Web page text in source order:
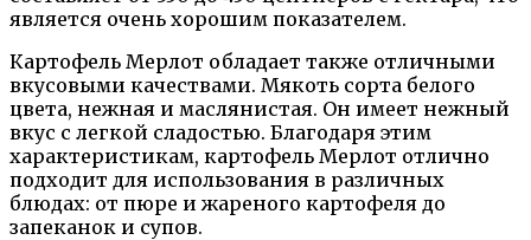
является очень хорошим показателем.
Картофель Мерлот обладает также отличными
вкусовыми качествами. Мякоть сорта белого
цвета, нежная и маслянистая. Он имеет нежный
вкус с легкой сладостью. Благодаря этим
характеристикам, картофель Мерлот отлично
подходит для использования в различных
блюдах: от пюре и жареного картофеля до
запеканок и супов.